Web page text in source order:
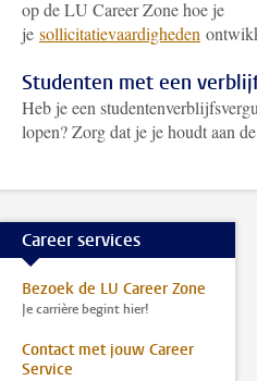
op de LU Career Zone hoe je
je sollicitatievaardigheden
Studenten met een
Heb je een
lopen? Zorg dat je je houdt aan de
Career services
Bezoek de LU Career Zone
Je carrière begint hier!
Contact met jouw Career
Service